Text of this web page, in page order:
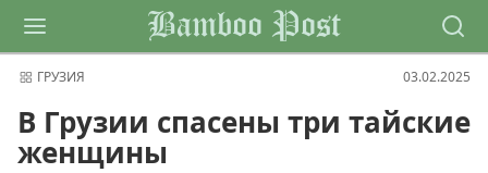
Bamboo Post
ГРУЗИЯ 03.02.2025
В Грузии спасены три тайские
женщины